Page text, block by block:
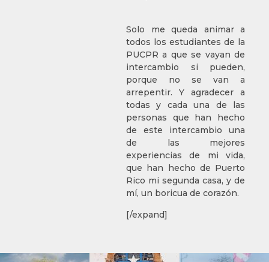
Solo me queda animar a
todos los estudiantes de la
PUCPR a que se vayan de
intercambio si pueden,
porque no se van a
arrepentir. Y agradecer a
todas y cada una de las
personas que han hecho
de este intercambio una
de las mejores
experiencias de mi vida,
que han hecho de Puerto
Rico mi segunda casa, y de
mí, un boricua de corazón.
[/expand]